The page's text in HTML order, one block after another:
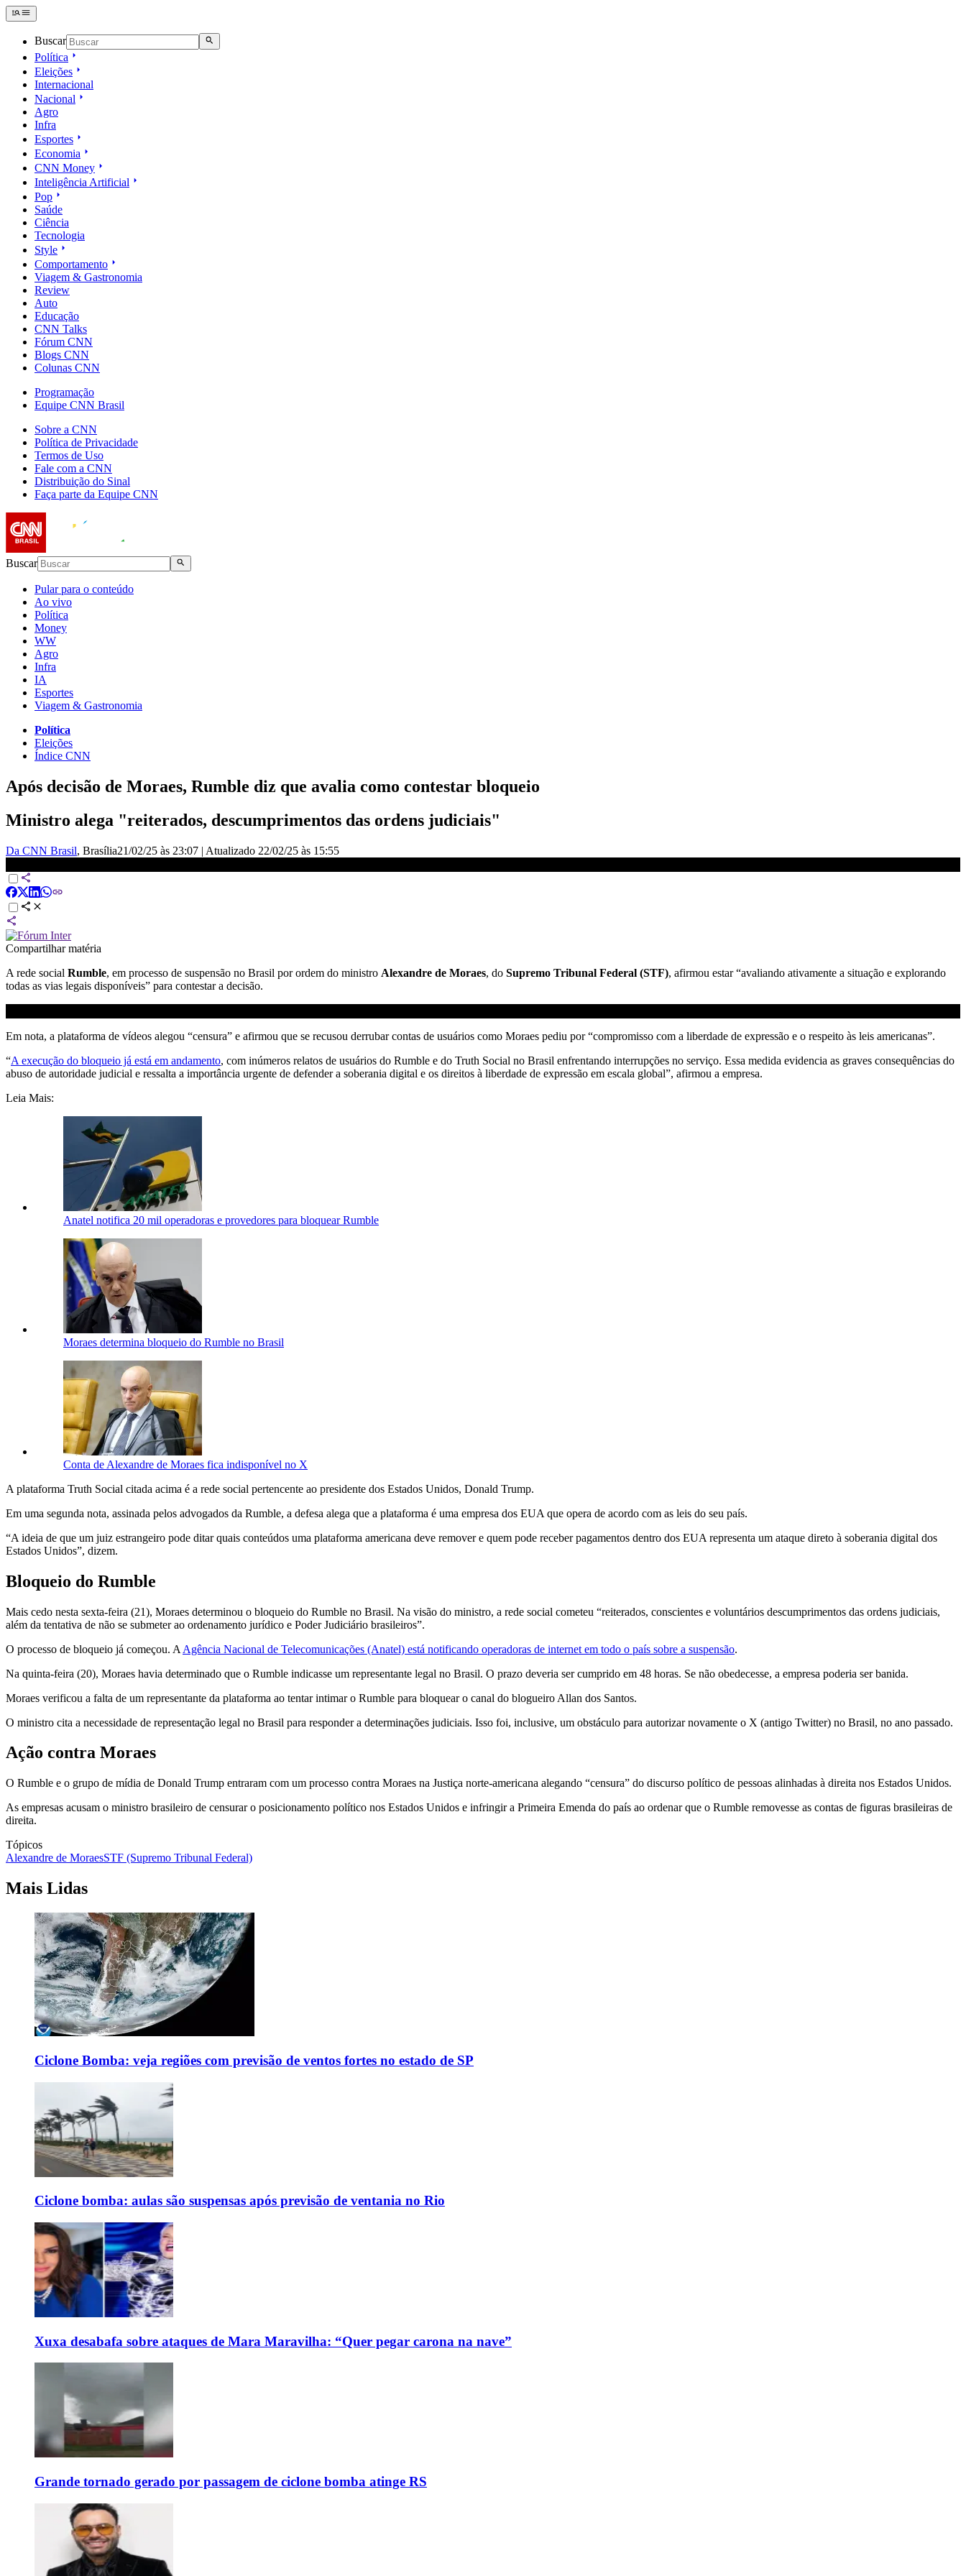
Buscar
Política
Eleições
Internacional
Nacional
Agro
Infra
Esportes
Economia
CNN Money
Inteligência Artificial
Pop
Saúde
Ciência
Tecnologia
Style
Comportamento
Viagem & Gastronomia
Review
Auto
Educação
CNN Talks
Fórum CNN
Blogs CNN
Colunas CNN
Programação
Equipe CNN Brasil
Sobre a CNN
Política de Privacidade
Termos de Uso
Fale com a CNN
Distribuição do Sinal
Faça parte da Equipe CNN
Buscar
Pular para o conteúdo
Ao vivo
Política
Money
WW
Agro
Infra
IA
Esportes
Viagem & Gastronomia
Política
Eleições
Índice CNN
Após decisão de Moraes, Rumble diz que avalia como contestar bloqueio
Ministro alega "reiterados, descumprimentos das ordens judiciais"
Da CNN Brasil, Brasília21/02/25 às 23:07 | Atualizado 22/02/25 às 15:55
Compartilhar matéria
A rede social Rumble, em processo de suspensão no Brasil por ordem do ministro Alexandre de Moraes, do Supremo Tribunal Federal (STF), afirmou estar “avaliando ativamente a situação e explorando
todas as vias legais disponíveis” para contestar a decisão.
Em nota, a plataforma de vídeos alegou “censura” e afirmou que se recusou derrubar contas de usuários como Moraes pediu por “compromisso com a liberdade de expressão e o respeito às leis americanas”.
“A execução do bloqueio já está em andamento, com inúmeros relatos de usuários do Rumble e do Truth Social no Brasil enfrentando interrupções no serviço. Essa medida evidencia as graves consequências do
abuso de autoridade judicial e ressalta a importância urgente de defender a soberania digital e os direitos à liberdade de expressão em escala global”, afirmou a empresa.
Leia Mais:
Anatel notifica 20 mil operadoras e provedores para bloquear Rumble
Moraes determina bloqueio do Rumble no Brasil
Conta de Alexandre de Moraes fica indisponível no X
A plataforma Truth Social citada acima é a rede social pertencente ao presidente dos Estados Unidos, Donald Trump.
Em uma segunda nota, assinada pelos advogados da Rumble, a defesa alega que a plataforma é uma empresa dos EUA que opera de acordo com as leis do seu país.
“A ideia de que um juiz estrangeiro pode ditar quais conteúdos uma plataforma americana deve remover e quem pode receber pagamentos dentro dos EUA representa um ataque direto à soberania digital dos
Estados Unidos”, dizem.
Bloqueio do Rumble
Mais cedo nesta sexta-feira (21), Moraes determinou o bloqueio do Rumble no Brasil. Na visão do ministro, a rede social cometeu “reiterados, conscientes e voluntários descumprimentos das ordens judiciais,
além da tentativa de não se submeter ao ordenamento jurídico e Poder Judiciário brasileiros”.
O processo de bloqueio já começou. A Agência Nacional de Telecomunicações (Anatel) está notificando operadoras de internet em todo o país sobre a suspensão.
Na quinta-feira (20), Moraes havia determinado que o Rumble indicasse um representante legal no Brasil. O prazo deveria ser cumprido em 48 horas. Se não obedecesse, a empresa poderia ser banida.
Moraes verificou a falta de um representante da plataforma ao tentar intimar o Rumble para bloquear o canal do blogueiro Allan dos Santos.
O ministro cita a necessidade de representação legal no Brasil para responder a determinações judiciais. Isso foi, inclusive, um obstáculo para autorizar novamente o X (antigo Twitter) no Brasil, no ano passado.
Ação contra Moraes
O Rumble e o grupo de mídia de Donald Trump entraram com um processo contra Moraes na Justiça norte-americana alegando “censura” do discurso político de pessoas alinhadas à direita nos Estados Unidos.
As empresas acusam o ministro brasileiro de censurar o posicionamento político nos Estados Unidos e infringir a Primeira Emenda do país ao ordenar que o Rumble removesse as contas de figuras brasileiras de
direita.
Tópicos
Alexandre de MoraesSTF (Supremo Tribunal Federal)
Mais Lidas
Ciclone Bomba: veja regiões com previsão de ventos fortes no estado de SP
Ciclone bomba: aulas são suspensas após previsão de ventania no Rio
Xuxa desabafa sobre ataques de Mara Maravilha: “Quer pegar carona na nave”
Grande tornado gerado por passagem de ciclone bomba atinge RS